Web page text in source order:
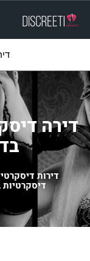
דירה
דירות
דיסקרטיות